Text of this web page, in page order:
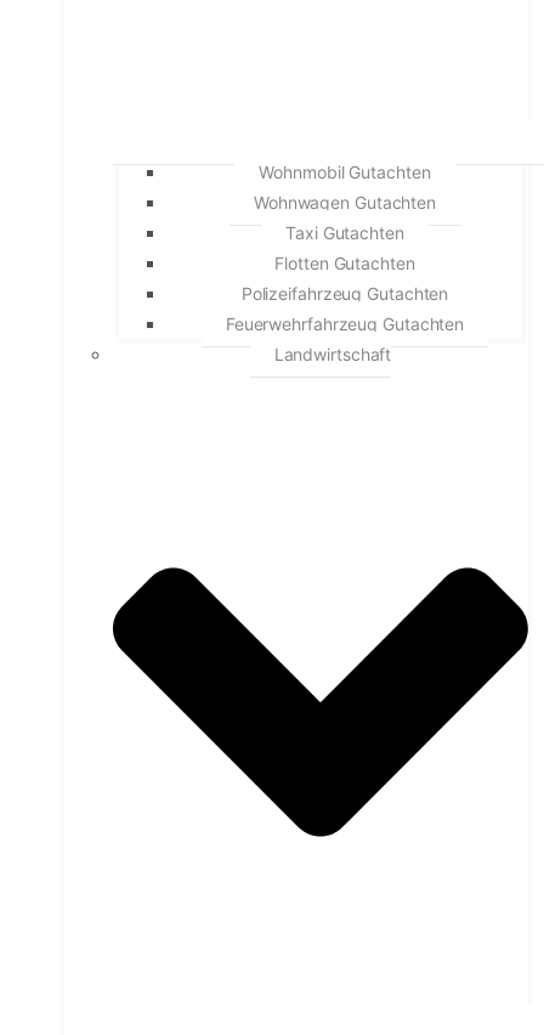
Wohnmobil Gutachten
Wohnwagen Gutachten
Taxi Gutachten
Flotten Gutachten
Polizeifahrzeug Gutachten
Feuerwehrfahrzeug Gutachten
Landwirtschaft